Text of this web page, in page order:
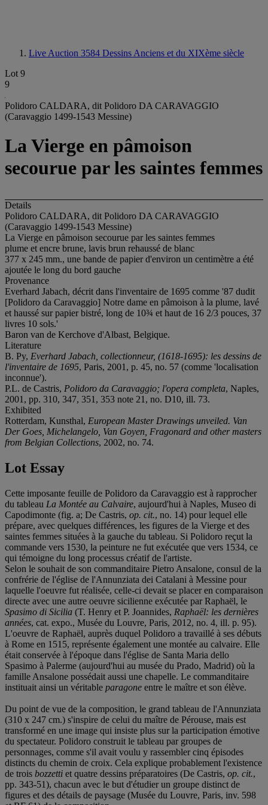
Live Auction 3584 Dessins Anciens et du XIXème siècle
Lot 9
9
Polidoro CALDARA, dit Polidoro DA CARAVAGGIO
(Caravaggio 1499-1543 Messine)
La Vierge en pâmoison
secourue par les saintes femmes
Details
Polidoro CALDARA, dit Polidoro DA CARAVAGGIO
(Caravaggio 1499-1543 Messine)
La Vierge en pâmoison secourue par les saintes femmes
plume et encre brune, lavis brun rehaussé de blanc
377 x 245 mm., une bande de papier d'environ un centimètre a été
ajoutée le long du bord gauche
Provenance
Everhard Jabach, décrit dans l'inventaire de 1695 comme '87 dudit
[Polidoro da Caravaggio] Notre dame en pâmoison à la plume, lavé
et haussé sur papier bistré, long de 10¾ et haut de 16 2/3 pouces, 37
livres 10 sols.'
Baron van de Kerchove d'Albast, Belgique.
Literature
B. Py, Everhard Jabach, collectionneur, (1618-1695): les dessins de
l'inventaire de 1695, Paris, 2001, p. 45, no. 57 (comme 'localisation
inconnue').
P.L. de Castris, Polidoro da Caravaggio; l'opera completa, Naples,
2001, pp. 310, 347, 351, 353 note 21, no. D10, ill. 73.
Exhibited
Rotterdam, Kunsthal, European Master Drawings unveiled. Van
Der Goes, Michelangelo, Van Goyen, Fragonard and other masters
from Belgian Collections, 2002, no. 74.
Lot Essay
Cette imposante feuille de Polidoro da Caravaggio est à rapprocher
du tableau La Montée au Calvaire, aujourd'hui à Naples, Museo di
Capodimonte (fig. a; De Castris, op. cit., no. 14) pour lequel elle
prépare, avec quelques différences, les figures de la Vierge et des
saintes femmes situées à la gauche du tableau. Si Polidoro reçut la
commande vers 1530, la peinture ne fut exécutée que vers 1534, ce
qui témoigne du long processus créatif de l'artiste.
Selon le souhait de son commanditaire Pietro Ansalone, consul de la
confrérie de l'église de l'Annunziata dei Catalani à Messine pour
laquelle l'oeuvre fut réalisée, celle-ci devait se placer en comparaison
directe avec une autre oeuvre sicilienne exécutée par Raphaël, le
Spasimo di Sicilia (T. Henry et P. Joannides, Raphaël: les dernières
années, cat. expo., Musée du Louvre, Paris, 2012, no. 4, ill. p. 95).
L'oeuvre de Raphaël, auprès duquel Polidoro a travaillé à ses débuts
à Rome en 1515, représente également une montée au calvaire. Elle
était conservée à l'époque dans l'église de Santa Maria dello
Spasimo à Palerme (aujourd'hui au musée du Prado, Madrid) où la
famille Ansalone possédait aussi une chapelle. Le commanditaire
instituait ainsi un véritable paragone entre le maître et son élève.
Du point de vue de la composition, le grand tableau de l'Annunziata
(310 x 247 cm.) s'inspire de celui du maître de Pérouse, mais est
transformé en une image qui insiste plus sur la participation émotive
du spectateur. Polidoro construit le tableau par groupes de
personnages, comme s'il avait voulu y rassembler cinq épisodes
distincts du chemin de croix. Cela explique probablement l'existence
de trois bozzetti et quatre dessins préparatoires (De Castris, op. cit.,
pp. 343-51), chacun avec le but d'étudier un groupe distinct de
figures et des détails de paysage (Musée du Louvre, Paris, inv. 598